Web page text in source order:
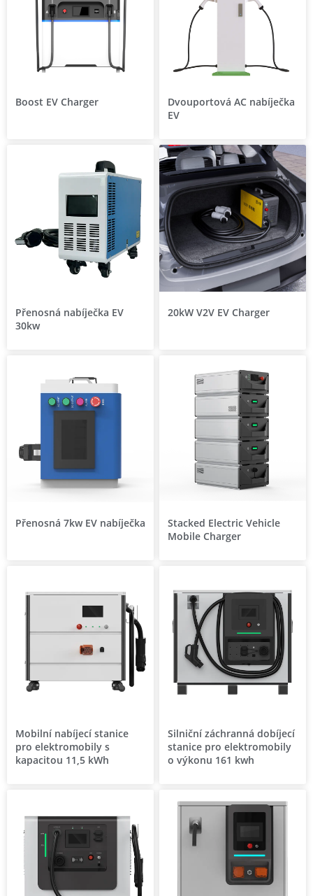
Boost EV Charger
Dvouportová AC nabíječka
EV
Přenosná nabíječka EV
30kw
20kW V2V EV Charger
Přenosná 7kw EV nabíječka
Stacked Electric Vehicle
Mobile Charger
Mobilní nabíjecí stanice
pro elektromobily s
kapacitou 11,5 kWh
Silniční záchranná dobíjecí
stanice pro elektromobily
o výkonu 161 kwh